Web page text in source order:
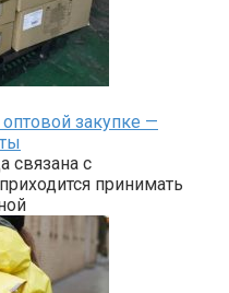
закупке —
связана с
принимать